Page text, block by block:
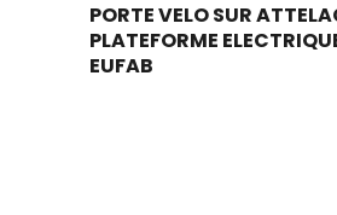
produit
existe
PORTE VELO SUR
PLATEFORME
EUFAB